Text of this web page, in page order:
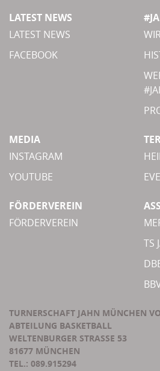
LATEST NEWS
LATEST NEWS
FACEBOOK
MEDIA
INSTAGRAM
YOUTUBE
FÖRDERVEREIN
FÖRDERVEREIN
TS
TURNERSCHAFT JAHN MÜNCHEN
ABTEILUNG BASKETBALL
WELTENBURGER STRASSE 53
81677 MÜNCHEN
TEL.: 089.915294